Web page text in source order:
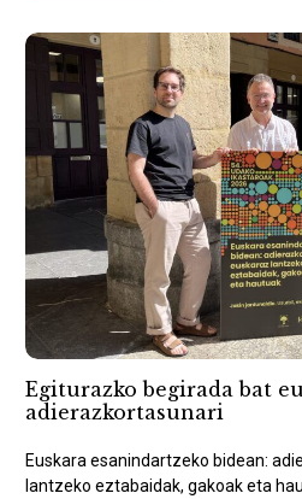
Egiturazko begirada bat
adierazkortasunari
Euskara esanindartzeko bidean:
lantzeko eztabaidak, gakoak eta